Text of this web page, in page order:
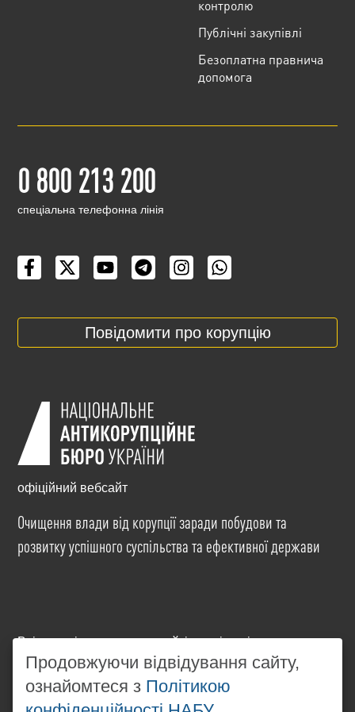
контролю
Публічні закупівлі
Безоплатна правнича
допомога
0 800 213 200
cпеціальна телефонна лінія
Повідомити про корупцію
офіційний вебсайт
Очищення влади від корупції заради побудови та
розвитку успішного суспільства та ефективної держави
Всі матеріали на цьому сайті розміщені на умовах
ліцензіїCreative Commons Attribution-NonCommercial-
NoDerivatives 4.0 International. Використання будь-
яких матеріалів, розміщених на сайті, дозволяється
Продовжуючи відвідування сайту,
ознайомтеся з Політикою